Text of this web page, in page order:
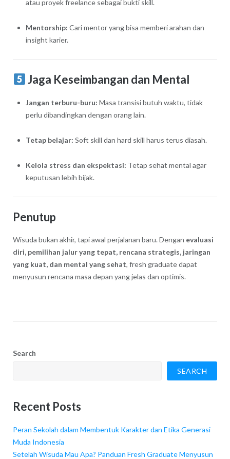
atau proyek freelance sebagai bukti skill.
Mentorship: Cari mentor yang bisa memberi arahan dan
insight karier.
Jaga Keseimbangan dan Mental
Jangan terburu-buru: Masa transisi butuh waktu, tidak
perlu dibandingkan dengan orang lain.
Tetap belajar: Soft skill dan hard skill harus terus diasah.
Kelola stress dan ekspektasi: Tetap sehat mental agar
keputusan lebih bijak.
Penutup
Wisuda bukan akhir, tapi awal perjalanan baru. Dengan evaluasi
diri, pemilihan jalur yang tepat, rencana strategis, jaringan
yang kuat, dan mental yang sehat, fresh graduate dapat
menyusun rencana masa depan yang jelas dan optimis.
Search
SEARCH
Recent Posts
Peran Sekolah dalam Membentuk Karakter dan Etika Generasi
Muda Indonesia
Setelah Wisuda Mau Apa? Panduan Fresh Graduate Menyusun